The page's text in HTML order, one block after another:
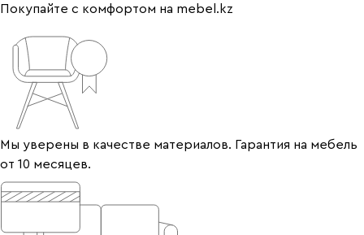
Покупайте с комфортом на mebel.kz
Мы уверены в качестве материалов. Гарантия на мебель
от 10 месяцев.